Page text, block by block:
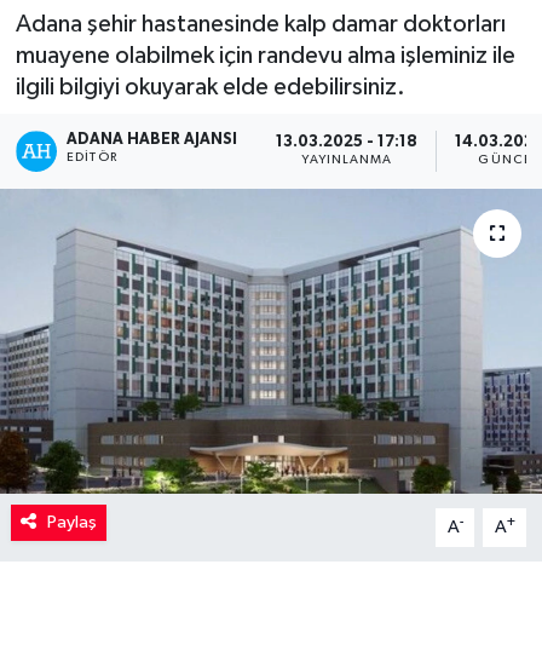
Adana şehir hastanesinde kalp damar doktorları
muayene olabilmek için randevu alma işleminiz ile
ilgili bilgiyi okuyarak elde edebilirsiniz.
ADANA HABER AJANSI
EDITÖR
13.03.2025 - 17:18
YAYINLANMA
Paylaş A- A+
Kadın
Yaşam